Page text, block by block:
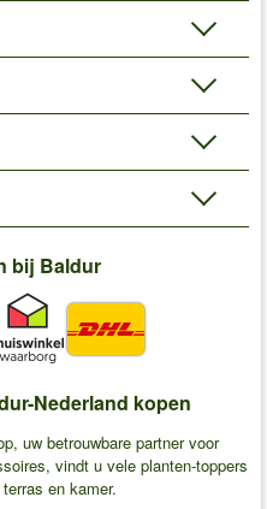
bij Baldur
Nederland kopen
uw betrouwbare partner voor
vindt u vele planten-toppers
en kamer.